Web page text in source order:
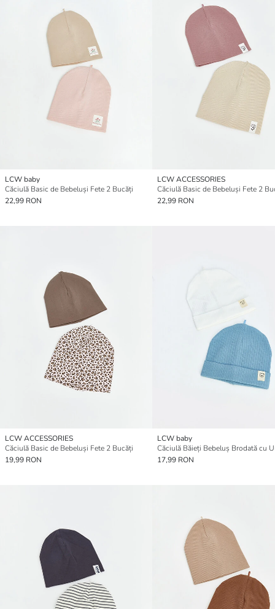
LCW baby
Căciulă Basic de Bebeluși Fete 2 Bucăți
22,99 RON
LCW ACCESSORIES
Căciulă Basic de Bebeluși Fete 2
22,99 RON
LCW ACCESSORIES
Căciulă Basic de Bebeluși Fete 2 Bucăți
19,99 RON
LCW baby
Căciulă Băieți Bebeluș Brodată cu
17,99 RON